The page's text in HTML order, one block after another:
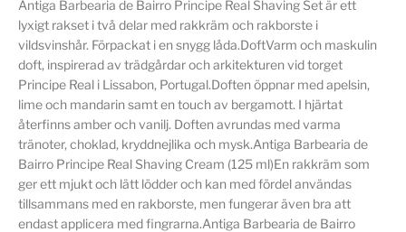
Antiga Barbearia de Bairro Principe Real Shaving Set är ett
lyxigt rakset i två delar med rakkräm och rakborste i
vildsvinshår. Förpackat i en snygg låda.DoftVarm och maskulin
doft, inspirerad av trädgårdar och arkitekturen vid torget
Principe Real i Lissabon, Portugal.Doften öppnar med apelsin,
lime och mandarin samt en touch av bergamott. I hjärtat
återfinns amber och vanilj. Doften avrundas med varma
tränoter, choklad, kryddnejlika och mysk.Antiga Barbearia de
Bairro Principe Real Shaving Cream (125 ml)En rakkräm som
ger ett mjukt och lätt lödder och kan med fördel användas
tillsammans med en rakborste, men fungerar även bra att
endast applicera med fingrarna.Antiga Barbearia de Bairro